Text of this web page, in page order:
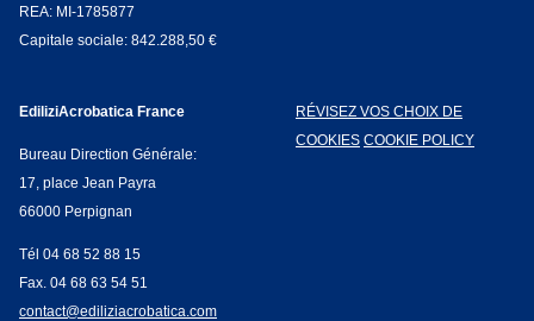
REA: MI-1785877
Capitale sociale: 842.288,50 €
EdiliziAcrobatica France
Bureau Direction Générale:
17, place Jean Payra
66000 Perpignan
Tél 04 68 52 88 15
Fax. 04 68 63 54 51
contact@ediliziacrobatica.com
RÉVISEZ VOS CHOIX DE
COOKIES COOKIE POLICY